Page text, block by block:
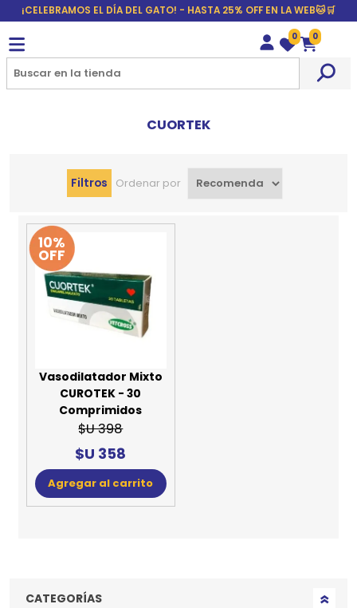
¡CELEBRAMOS EL DÍA DEL GATO! - HASTA 25% OFF EN LA WEB🐱🛒
Wishlist
0
Carrito
0
CUORTEK
Filtros Ordenar por
10%
OFF
Vasodilatador Mixto
CUROTEK - 30
Comprimidos
$U 398
$U 358
Agregar al carrito
CATEGORÍAS